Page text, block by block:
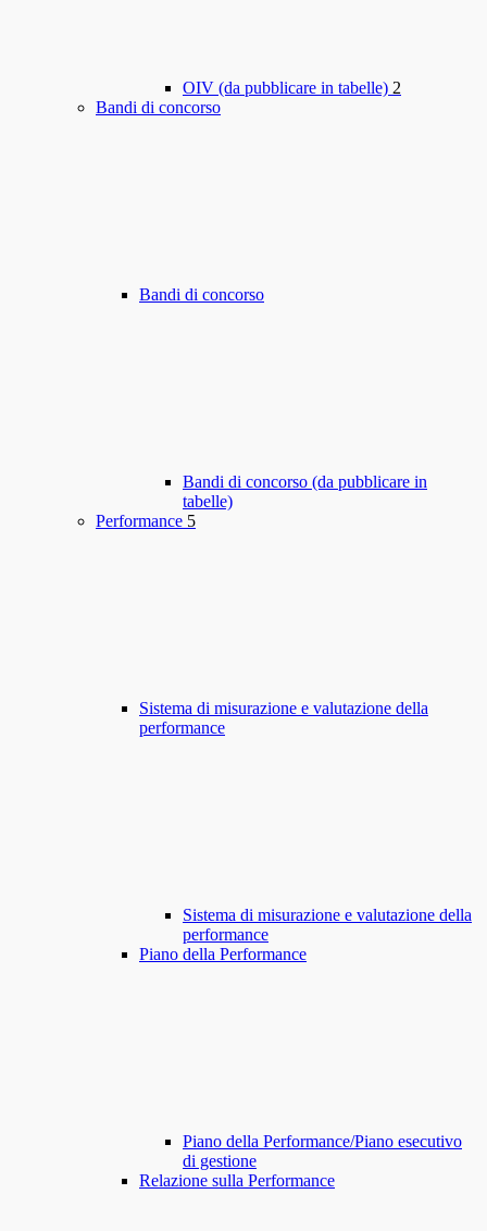
OIV (da pubblicare in tabelle) 2
Bandi di concorso
Bandi di concorso
Bandi di concorso (da pubblicare in
tabelle)
Performance 5
Sistema di misurazione e valutazione della
performance
Sistema di misurazione e valutazione della
performance
Piano della Performance
Piano della Performance/Piano esecutivo
di gestione
Relazione sulla Performance